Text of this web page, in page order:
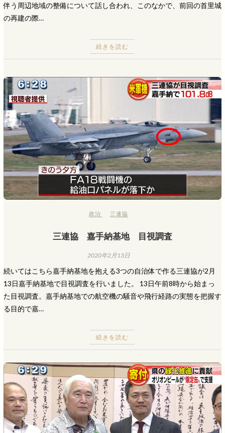
伴う周辺地域の整備について話し合われ、このなかで、前回の首里城
の再建の際…
続きを読む
政治 三連協
三連協 嘉手納基地 目視調査
2020年2月13日
続いてはこちら嘉手納基地を抱える3つの自治体で作る三連協が2月
13日嘉手納基地で目視調査を行いました。 13日午前8時から始まっ
た目視調査。嘉手納基地での航空機の騒音や飛行経路の実態を把握す
る目的で嘉…
続きを読む